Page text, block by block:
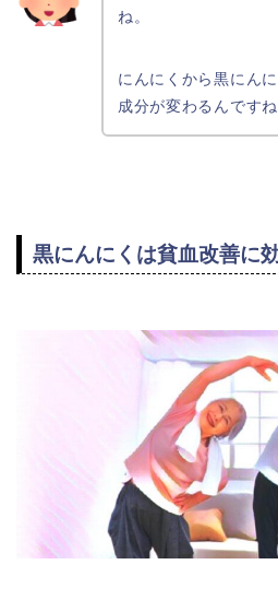
ね。
にんにくから黒にん
成分が変わるんですね
黒にんにくは貧血改善に